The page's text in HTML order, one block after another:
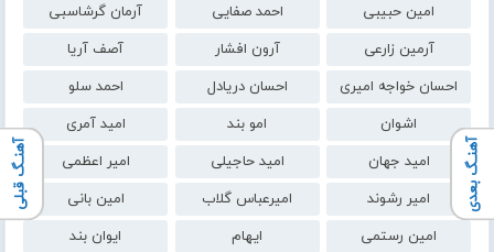
امین حبیبی احمد صفایی
آرمان گرشاسبی
آرمین زارعی
آرون افشار
آصف آریا
احسان خواجه امیری
احسان دریادل
احمد سلو
اشوان
امو بند
امید آمری
امید جهان
امید حاجیلی
امیر اعظمی
امیر رشوند
امیرعباس گلاب
امین بانی
امین رستمی
ایهام
ایوان بند
آهنـگ بعدی آهنـگ قبلی